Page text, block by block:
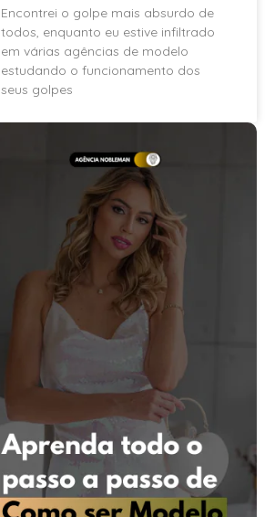
Encontrei o golpe mais absurdo de
todos, enquanto eu estive infiltrado
em várias agências de modelo
estudando o funcionamento dos
seus golpes